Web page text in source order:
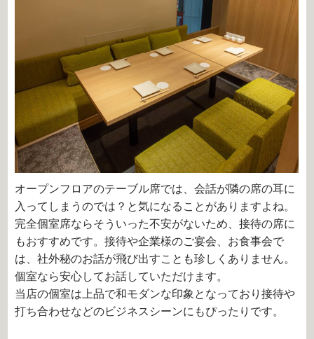
オープンフロアのテーブル席では、会話が隣の席の耳に
入ってしまうのでは？と気になることがありますよね。
完全個室席ならそういった不安がないため、接待の席に
もおすすめです。接待や企業様のご宴会、お食事会で
は、社外秘のお話が飛び出すことも珍しくありません。
個室なら安心してお話していただけます。
当店の個室は上品で和モダンな印象となっており接待や
打ち合わせなどのビジネスシーンにもぴったりです。